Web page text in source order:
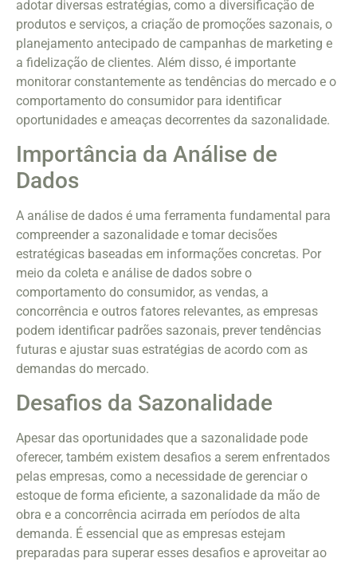
adotar diversas estratégias, como a diversificação de
produtos e serviços, a criação de promoções sazonais, o
planejamento antecipado de campanhas de marketing e
a fidelização de clientes. Além disso, é importante
monitorar constantemente as tendências do mercado e o
comportamento do consumidor para identificar
oportunidades e ameaças decorrentes da sazonalidade.
Importância da Análise de
Dados
A análise de dados é uma ferramenta fundamental para
compreender a sazonalidade e tomar decisões
estratégicas baseadas em informações concretas. Por
meio da coleta e análise de dados sobre o
comportamento do consumidor, as vendas, a
concorrência e outros fatores relevantes, as empresas
podem identificar padrões sazonais, prever tendências
futuras e ajustar suas estratégias de acordo com as
demandas do mercado.
Desafios da Sazonalidade
Apesar das oportunidades que a sazonalidade pode
oferecer, também existem desafios a serem enfrentados
pelas empresas, como a necessidade de gerenciar o
estoque de forma eficiente, a sazonalidade da mão de
obra e a concorrência acirrada em períodos de alta
demanda. É essencial que as empresas estejam
preparadas para superar esses desafios e aproveitar ao